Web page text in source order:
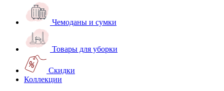
Чемоданы и сумки
Товары для уборки
Скидки
Коллекции